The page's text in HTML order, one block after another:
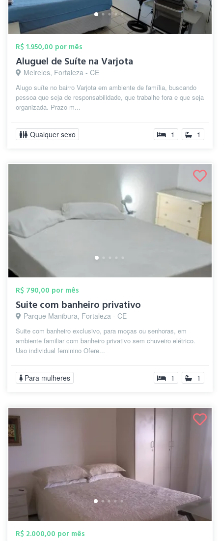
R$ 1.950,00 por mês
Aluguel de Suíte na Varjota
Meireles, Fortaleza - CE
Alugo suíte no bairro Varjota em ambiente de família, buscando
pessoa que seja de responsabilidade, que trabalhe fora e que seja
organizada. Prazo m...
Qualquer sexo 1 1
R$ 790,00 por mês
Suite com banheiro privativo
Parque Manibura, Fortaleza - CE
Suite com banheiro exclusivo, para moças ou senhoras, em
ambiente familiar com banheiro privativo sem chuveiro elétrico.
Uso individual feminino Ofere...
Para mulheres 1 1
R$ 2.000,00 por mês